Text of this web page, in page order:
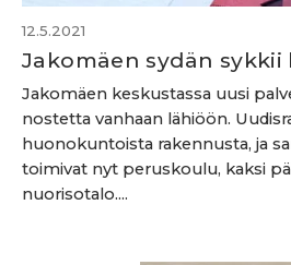
12.5.2021
Jakomäen sydän sykkii
Jakomäen keskustassa uusi
nostetta vanhaan lähiöön.
huonokuntoista rakennusta, ja
toimivat nyt peruskoulu, kaksi
nuorisotalo....